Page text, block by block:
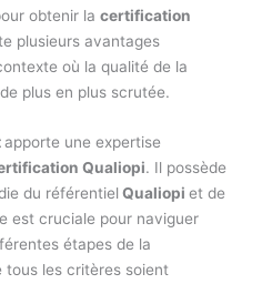
obtenir lacertification
plusieurs avantages
où la qualité de la
plus en plus scrutée.
apporte une expertise
Qualiopi. Il possède
du référentiel Qualiopiet de
est cruciale pour naviguer
étapes de la
les critères soient